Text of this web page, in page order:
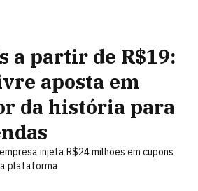
a partir de R$19:
aposta em
da história para
injeta R$24 milhões em cupons
plataforma